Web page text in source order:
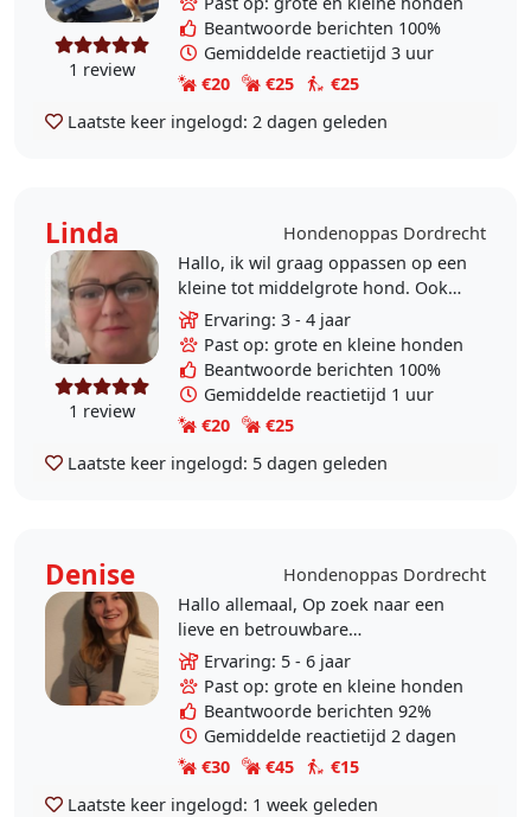
1 review
Dordrecht 🐾 Hoi! Leuk dat je..
Beantwoorde berichten 100%
Gemiddelde reactietijd 3 uur
€20
€25
€25
Laatste keer ingelogd: 2 dagen geleden
Linda Hondenoppas Dordrecht
1 review
Hallo, ik wil graag oppassen op een
kleine tot middelgrote hond. Ook
voor vakanties. Ik heb zelf een
Appenzeller Sennenhund en teckels
gehad, die..
Ervaring: 3 - 4 jaar
Past op: grote en kleine honden
Beantwoorde berichten 100%
Gemiddelde reactietijd 1 uur
€20
€25
Laatste keer ingelogd: 5 dagen geleden
Denise
Hondenoppas Dordrecht
Hallo allemaal, Op zoek naar een
lieve en betrouwbare
hondenuitlaatservice en/of -oppas
in Dordrecht? Misschien kan ik je
helpen! In het verleden..
Ervaring: 5 - 6 jaar
Past op: grote en kleine honden
Beantwoorde berichten 92%
Gemiddelde reactietijd 2 dagen
€30
€45
€15
Laatste keer ingelogd: 1 week geleden